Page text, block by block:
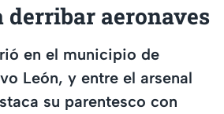
aeronaves
en el municipio de
León, y entre el arsenal
su parentesco con